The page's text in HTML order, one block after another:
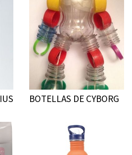
BOTELLAS DE CYBORG